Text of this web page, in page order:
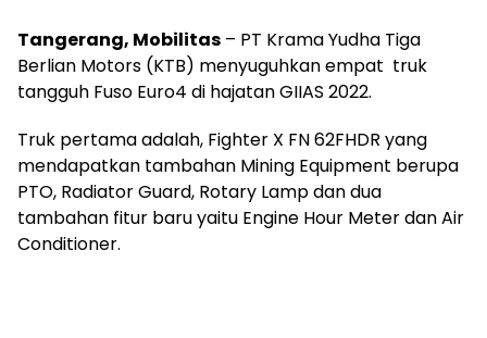
Tangerang, Mobilitas – PT Krama Yudha Tiga
Berlian Motors (KTB) menyuguhkan empat truk
tangguh Fuso Euro4 di hajatan GIIAS 2022.
Truk pertama adalah, Fighter X FN 62FHDR yang
mendapatkan tambahan Mining Equipment berupa
PTO, Radiator Guard, Rotary Lamp dan dua
tambahan fitur baru yaitu Engine Hour Meter dan Air
Conditioner.